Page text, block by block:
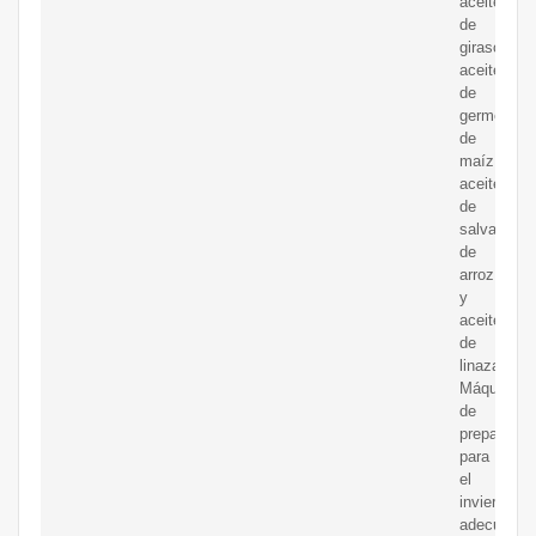
de
girasol,
aceite
de
germen
de
maíz,
aceite
de
salvado
de
arroz
y
aceite
de
linaza;
Máquina
de
para
el
invierno
adecuada